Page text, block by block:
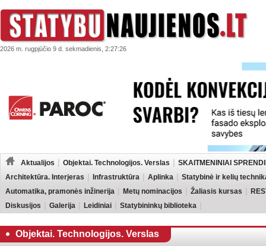
2026 m. rugpjūčio 9 d. sekmadienis, 2:27:26
Aktualijos Objektai. Technologijos. Verslas
SKAITMENINIAI
Architektūra. Interjeras
Infrastruktūra Aplinka
Statybinė ir kelių
Automatika, pramonės inžinerija
Metų nominacijos Žaliasis kursas
Diskusijos
Galerija Leidiniai Statybininkų biblioteka
Objektai. Technologijos. Verslas